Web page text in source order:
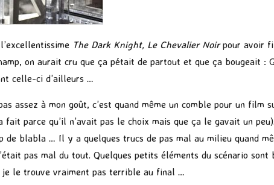
The Dark Knight, Le Chevalier Noirpour avoir
on aurait cru que ça pétait de partout et que ça bougeait :
celle-ci d’ailleurs …
assez à mon goût, c’est quand même un comble pour un film
parce qu’il n’avait pas le choix mais que ça le gavait un
blabla … Il y a quelques trucs de pas mal au milieu quand
pas mal du tout. Quelques petits éléments du scénario sont
je le trouve vraiment pas terrible au final …